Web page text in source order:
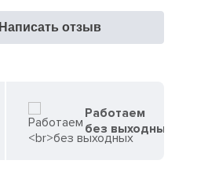
Написать отзыв
Работаем
без выходных